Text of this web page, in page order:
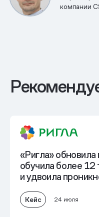
компании
«Ригла»
обучила более
иудвоила
Кейс 24 июля